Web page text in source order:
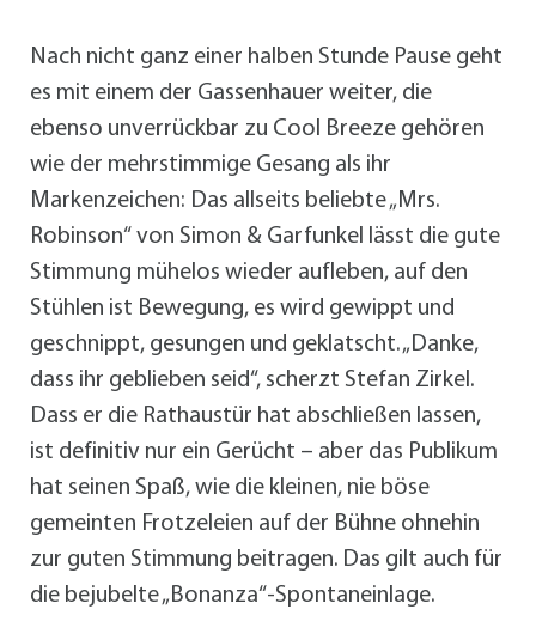
Nach nicht ganz einer halben Stunde Pause geht
es mit einem der Gassenhauer weiter, die
ebenso unverrückbar zu Cool Breeze gehören
wie der mehrstimmige Gesang als ihr
Markenzeichen: Das allseits beliebte „Mrs.
Robinson“ von Simon & Garfunkel lässt die gute
Stimmung mühelos wieder aufleben, auf den
Stühlen ist Bewegung, es wird gewippt und
geschnippt, gesungen und geklatscht. „Danke,
dass ihr geblieben seid“, scherzt Stefan Zirkel.
Dass er die Rathaustür hat abschließen lassen,
ist definitiv nur ein Gerücht – aber das Publikum
hat seinen Spaß, wie die kleinen, nie böse
gemeinten Frotzeleien auf der Bühne ohnehin
zur guten Stimmung beitragen. Das gilt auch für
die bejubelte „Bonanza“-Spontaneinlage.